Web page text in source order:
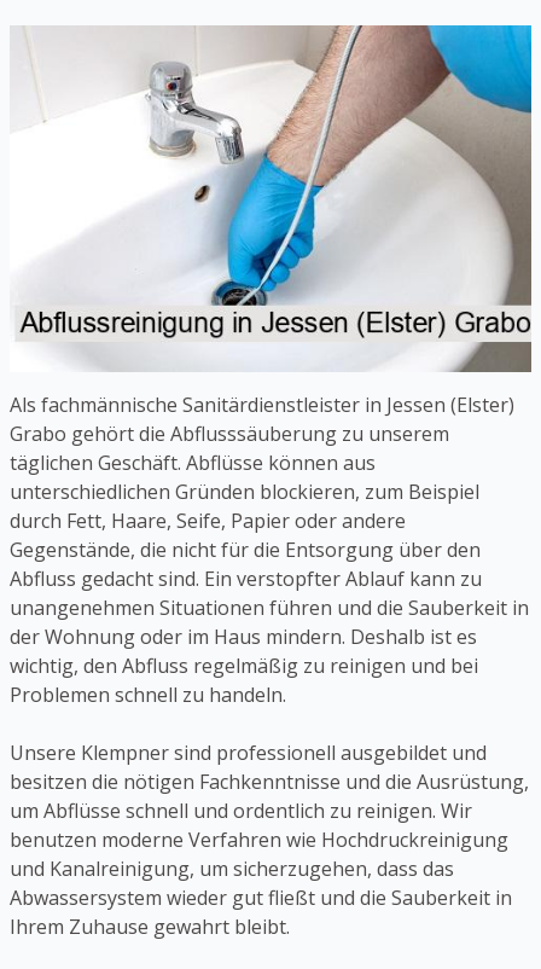
Als fachmännische Sanitärdienstleister in Jessen (Elster)
Grabo gehört die Abflusssäuberung zu unserem
täglichen Geschäft. Abflüsse können aus
unterschiedlichen Gründen blockieren, zum Beispiel
durch Fett, Haare, Seife, Papier oder andere
Gegenstände, die nicht für die Entsorgung über den
Abfluss gedacht sind. Ein verstopfter Ablauf kann zu
unangenehmen Situationen führen und die Sauberkeit in
der Wohnung oder im Haus mindern. Deshalb ist es
wichtig, den Abfluss regelmäßig zu reinigen und bei
Problemen schnell zu handeln.
Unsere Klempner sind professionell ausgebildet und
besitzen die nötigen Fachkenntnisse und die Ausrüstung,
um Abflüsse schnell und ordentlich zu reinigen. Wir
benutzen moderne Verfahren wie Hochdruckreinigung
und Kanalreinigung, um sicherzugehen, dass das
Abwassersystem wieder gut fließt und die Sauberkeit in
Ihrem Zuhause gewahrt bleibt.